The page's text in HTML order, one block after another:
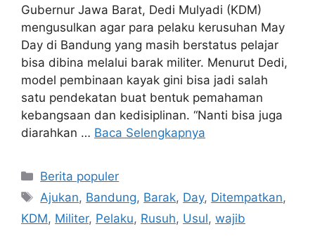
Gubernur Jawa Barat, Dedi Mulyadi (KDM)
mengusulkan agar para pelaku kerusuhan May
Day di Bandung yang masih berstatus pelajar
bisa dibina melalui barak militer. Menurut Dedi,
model pembinaan kayak gini bisa jadi salah
satu pendekatan buat bentuk pemahaman
kebangsaan dan kedisiplinan. “Nanti bisa juga
diarahkan … Baca Selengkapnya
Kategori
Berita populer
Tag
Ajukan, Bandung, Barak, Day, Ditempatkan,
KDM, Militer, Pelaku, Rusuh, Usul, wajib